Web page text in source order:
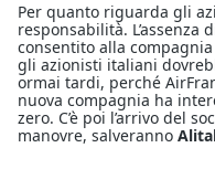
Per quanto riguarda gli
responsabilità.
consentito alla
gli azionisti italiani
ormai tardi, perché
nuova compagnia ha
zero. C’è poi l’arrivo del
manovre, salveranno